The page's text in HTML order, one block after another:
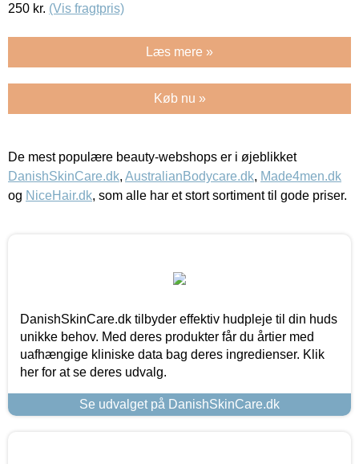
250 kr. (Vis fragtpris)
Læs mere »
Køb nu »
De mest populære beauty-webshops er i øjeblikket
DanishSkinCare.dk, AustralianBodycare.dk, Made4men.dk
og NiceHair.dk, som alle har et stort sortiment til gode priser.
DanishSkinCare.dk tilbyder effektiv hudpleje til din huds
unikke behov. Med deres produkter får du årtier med
uafhængige kliniske data bag deres ingredienser. Klik
her for at se deres udvalg.
Se udvalget på DanishSkinCare.dk